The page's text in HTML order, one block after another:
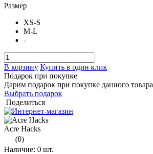
Размер
XS-S
M-L
-
В корзину Купить в один клик
Подарок при покупке
Дарим подарок при покупке данного товара
Выбрать подарок
Поделиться
Acre Hacks
(0)
Наличие: 0 шт.